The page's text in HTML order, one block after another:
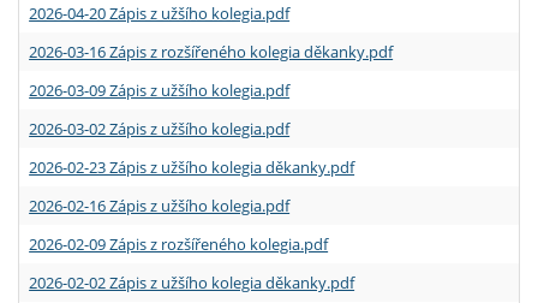
2026-04-20 Zápis z užšího kolegia.pdf
2026-03-16 Zápis z rozšířeného kolegia děkanky.pdf
2026-03-09 Zápis z užšího kolegia.pdf
2026-03-02 Zápis z užšího kolegia.pdf
2026-02-23 Zápis z užšího kolegia děkanky.pdf
2026-02-16 Zápis z užšího kolegia.pdf
2026-02-09 Zápis z rozšířeného kolegia.pdf
2026-02-02 Zápis z užšího kolegia děkanky.pdf